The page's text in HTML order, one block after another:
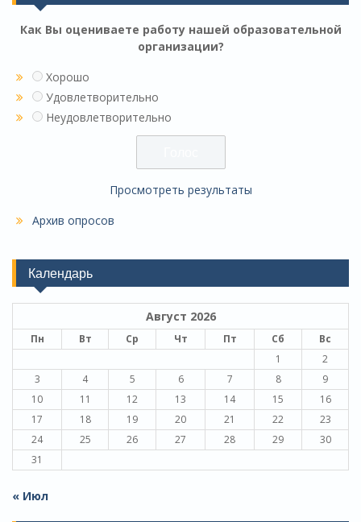
Как Вы оцениваете работу нашей образовательной
организации?
Хорошо
Удовлетворительно
Неудовлетворительно
Просмотреть результаты
Архив опросов
Календарь
Август 2026
Пн Вт Ср Чт Пт Сб
Вс
1
2
3
4 5 6 7 8
9
10
11 12 13 14 15
16
17
18 19 20 21 22
23
24
25 26 27 28 29
30
31
« Июл